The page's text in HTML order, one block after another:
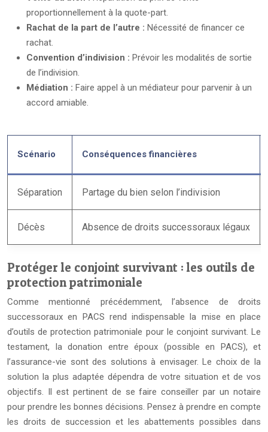
proportionnellement à la quote-part.
Rachat de la part de l’autre : Nécessité de financer ce
rachat.
Convention d’indivision : Prévoir les modalités de sortie
de l’indivision.
Médiation : Faire appel à un médiateur pour parvenir à un
accord amiable.
Scénario Conséquences financières
Séparation Partage du bien selon l’indivision
Décès Absence de droits successoraux légaux
Protéger le conjoint survivant : les outils de
protection patrimoniale
Comme mentionné précédemment, l’absence de droits
successoraux en PACS rend indispensable la mise en place
d’outils de protection patrimoniale pour le conjoint survivant. Le
testament, la donation entre époux (possible en PACS), et
l’assurance-vie sont des solutions à envisager. Le choix de la
solution la plus adaptée dépendra de votre situation et de vos
objectifs. Il est pertinent de se faire conseiller par un notaire
pour prendre les bonnes décisions. Pensez à prendre en compte
les droits de succession et les abattements possibles dans